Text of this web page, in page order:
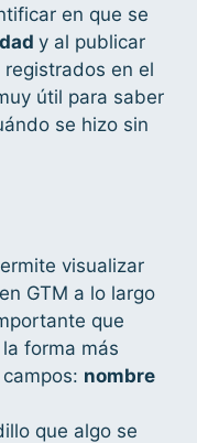
en que se
y al publicar
en el
útil para saber
se hizo sin
visualizar
GTM a lo largo
que
forma más
nombre
que algo se